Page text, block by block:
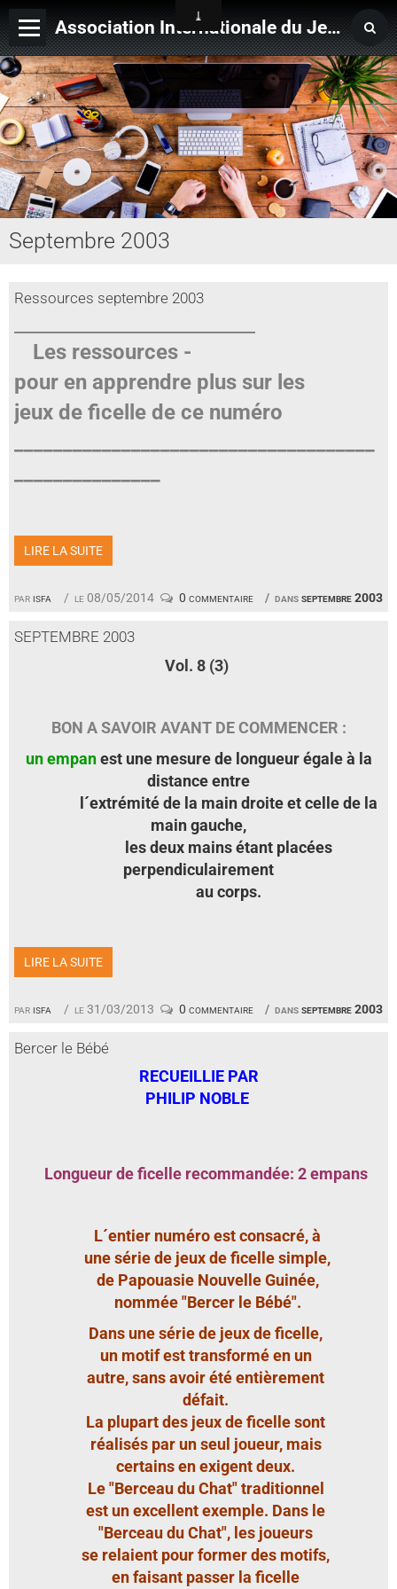
Association Internationale du Jeu de Ficelle
Page d'accueil
Derniers ajouts
Septembre 2003
Ressources septembre 2003
par isfa le 08/05/2014 dansseptembre 2003
0 commentaire
Les ressources -
pour en apprendre plus sur les
jeux de ficelle de ce numéro
LIRE LA SUITE
SEPTEMBRE 2003
par isfa le 31/03/2013 dansseptembre 2003
0 commentaire
Vol. 8 (3)
BON A SAVOIR AVANT DE COMMENCER :
un empanest une mesure de longueur égale à la
distance entre
l´extrémité de la main droite et celle de la
main gauche,
les deux mains étant placées
perpendiculairement
au corps.
LIRE LA SUITE
Bercer le Bébé
RECUEILLIE PAR
PHILIP NOBLE
Longueur de ficelle recommandée: 2 empans
L´entier numéro est consacré, à
une série de jeux de ficelle simple,
de Papouasie Nouvelle Guinée,
nommée "Bercer le Bébé".
Dans une série de jeux de ficelle,
un motif est transformé en un
autre, sans avoir été entièrement
défait.
La plupart des jeux de ficelle sont
réalisés par un seul joueur, mais
certains en exigent deux.
Le "Berceau du Chat" traditionnel
est un excellent exemple. Dans le
"Berceau du Chat", les joueurs
se relaient pour former des motifs,
en faisant passer la ficelle